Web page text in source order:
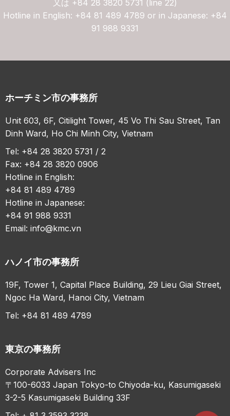
又は +84 28 3820 5731 (line 22)
Hotline in English: +84 81 489 4789 or in Japanese: +84
91 988 9331
ホーチミン市の事務所
Unit 603, 6F, Citilight Tower, 45 Vo Thi Sau Street, Tan
Dinh Ward, Ho Chi Minh City, Vietnam
Tel: +84 28 3820 5731 / 2
Fax: +84 28 3820 0906
Hotline in English:
+84 81 489 4789
Hotline in Japanese:
+84 91 988 9331
Email:info@kmc.vn
ハノイ市の事務所
19F, Tower 1, Capital Place Building, 29 Lieu Giai Street,
Ngoc Ha Ward, Hanoi City, Vietnam
Tel: +84 81 489 4789
東京の事務所
Corporate Advisers Inc
〒100-6033 Japan Tokyo-to Chiyoda-ku, Kasumigaseki
3-2-5 Kasumigaseki Building 33F